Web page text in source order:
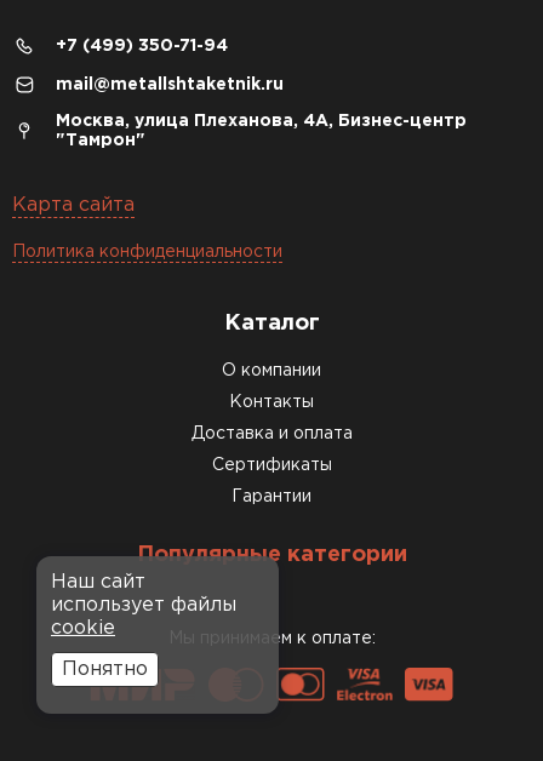
+7 (499) 350-71-94
mail@metallshtaketnik.ru
Москва, улица Плеханова, 4А, Бизнес-центр
"Тамрон"
Карта сайта
Политика конфиденциальности
Каталог
О компании
Контакты
Доставка и оплата
Сертификаты
Гарантии
Популярные категории
Мы принимаем к оплате:
Наш сайт
использует файлы
cookie
Понятно